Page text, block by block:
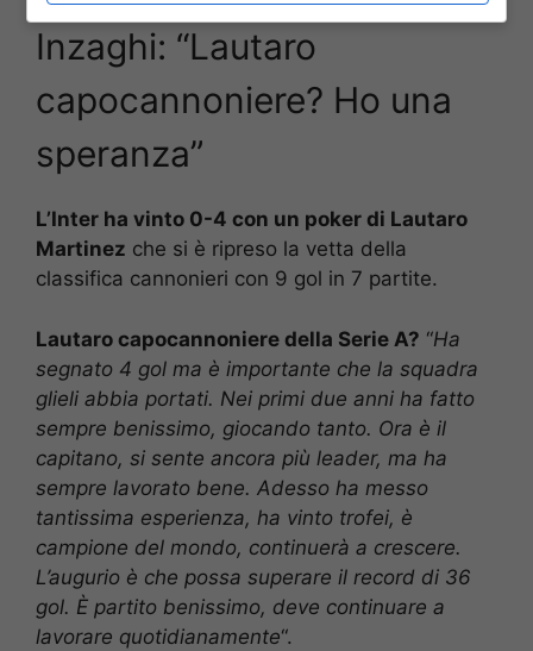
Inzaghi: “Lautaro
capocannoniere? Ho una
speranza”
L’Inter ha vinto 0-4 con un poker di Lautaro
Martinez che si è ripreso la vetta della
classifica cannonieri con 9 gol in 7 partite.
Lautaro capocannoniere della Serie A? “Ha
segnato 4 gol ma è importante che la squadra
glieli abbia portati. Nei primi due anni ha fatto
sempre benissimo, giocando tanto. Ora è il
capitano, si sente ancora più leader, ma ha
sempre lavorato bene. Adesso ha messo
tantissima esperienza, ha vinto trofei, è
campione del mondo, continuerà a crescere.
L’augurio è che possa superare il record di 36
gol. È partito benissimo, deve continuare a
lavorare quotidianamente“.